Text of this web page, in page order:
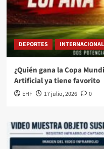
DEPORTES INTERNACIONAL
¿Quién gana la Copa
Artificial ya tiene favorito
EHF 17 julio, 2026 0